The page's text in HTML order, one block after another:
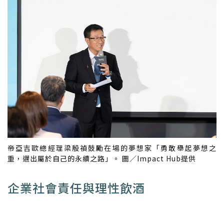
帝亞吉歐總經理梁殷禎鼓勵在場的夢想家「勇敢舉起夢想之
重，邁出屬於自己的永續之路」。 圖／Impact Hub提供
企業社會責任與理性飲酒